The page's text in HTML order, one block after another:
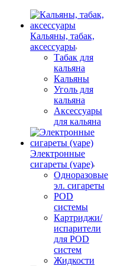
Кальяны, табак,
аксессуары
Табак для
кальяна
Кальяны
Уголь для
кальяна
Аксессуары
для кальяна
Электронные
сигареты (vape)
Одноразовые
эл. сигареты
POD
системы
Картриджи/
испарители
для POD
систем
Жидкости